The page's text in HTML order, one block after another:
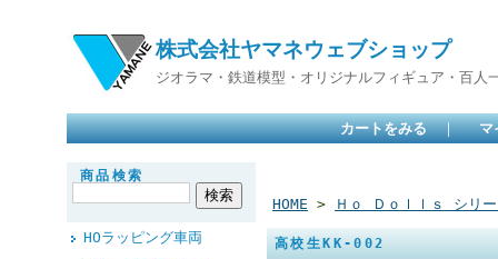
株式会社ヤマネウェブショップ
ジオラマ・鉄道模型・オリジナルフィギュア・百人
カートをみる ｜ マ
商品検索
HOラッピング車両
HOME > Ｈｏ Ｄｏｌｌｓ シリ
高校生KK-002